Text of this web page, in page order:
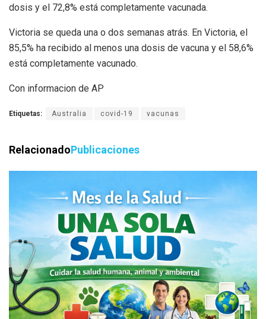
dosis y el 72,8% está completamente vacunada.
Victoria se queda una o dos semanas atrás. En Victoria, el
85,5% ha recibido al menos una dosis de vacuna y el 58,6%
está completamente vacunado.
Con informacion de AP
Etiquetas: Australia covid-19 vacunas
RelacionadoPublicaciones